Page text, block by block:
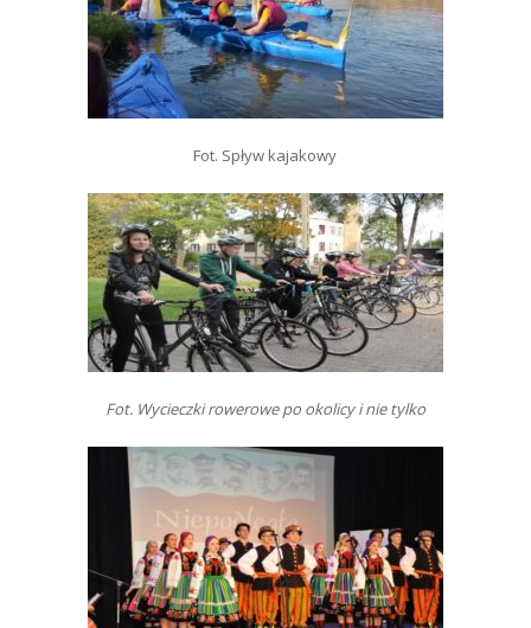
Fot. Spływ kajakowy
Fot. Wycieczki rowerowe po okolicy i nie tylko